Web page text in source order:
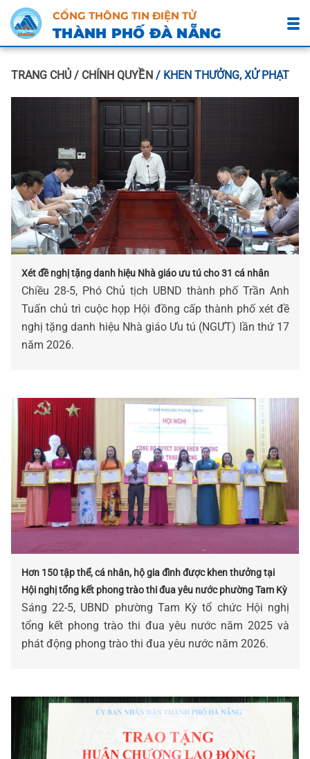
CỔNG THÔNG TIN ĐIỆN TỬ
THÀNH PHỐ ĐÀ NẴNG
TRANG CHỦ / CHÍNH QUYỀN / KHEN THƯỞNG, XỬ PHẠT
Xét đề nghị tặng danh hiệu Nhà giáo ưu tú cho 31 cá nhân
Chiều 28-5, Phó Chủ tịch UBND thành phố Trần Anh
Tuấn chủ trì cuộc họp Hội đồng cấp thành phố xét đề
nghị tặng danh hiệu Nhà giáo Ưu tú (NGƯT) lần thứ 17
năm 2026.
Hơn 150 tập thể, cá nhân, hộ gia đình được khen thưởng tại
Hội nghị tổng kết phong trào thi đua yêu nước phường Tam Kỳ
Sáng 22-5, UBND phường Tam Kỳ tổ chức Hội nghị
tổng kết phong trào thi đua yêu nước năm 2025 và
phát động phong trào thi đua yêu nước năm 2026.